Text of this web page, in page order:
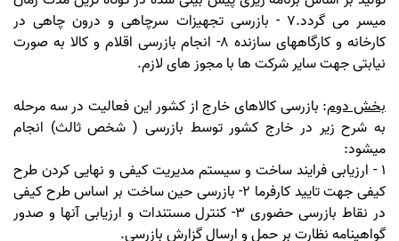
میسر می گردد.7 - بازرسی تجهیزات سرچاهی و درون چاهی در
کارخانه و کارگاههای سازنده 8- انجام بازرسی اقلام و کالا به صورت
نیابتی جهت سایر شرکت ها با مجوز های لازم.
بخش دوم: بازرسی کالاهای خارج از کشور این فعالیت در سه مرحله
به شرح زیر در خارج کشور توسط بازرسی ( شخص ثالث) انجام
میشود:
1 - ارزیابی فرایند ساخت و سیستم مدیریت کیفی و نهایی کردن طرح
کیفی جهت تایید کارفرما 2- بازرسی حین ساخت بر اساس طرح کیفی
در نقاط بازرسی حضوری 3- کنترل مستندات و ارزیابی آنها و صدور
گواهینامه نظارت بر حمل و ارسال گزارش بازرسی.